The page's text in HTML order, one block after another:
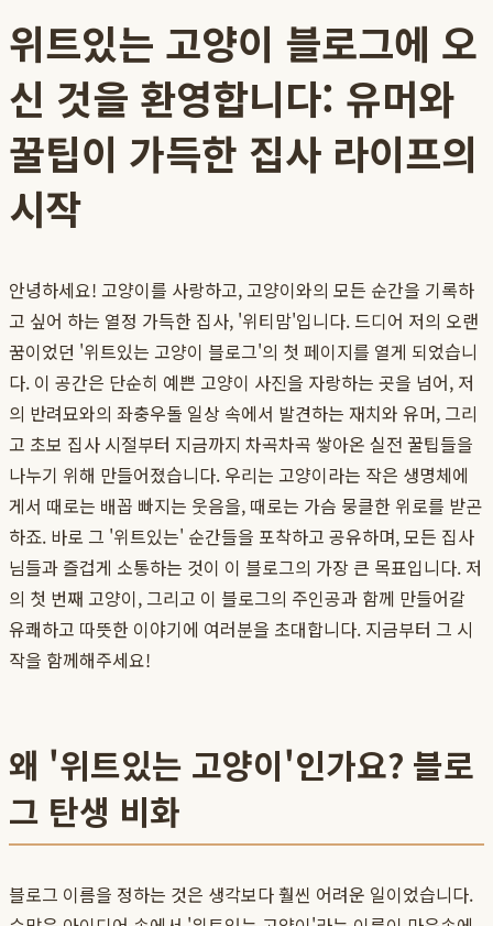
위트있는 고양이 블로그에 오
신 것을 환영합니다: 유머와
꿀팁이 가득한 집사 라이프의
시작
안녕하세요! 고양이를 사랑하고, 고양이와의 모든 순간을 기록하
고 싶어 하는 열정 가득한 집사, '위티맘'입니다. 드디어 저의 오랜
꿈이었던 '위트있는 고양이 블로그'의 첫 페이지를 열게 되었습니
다. 이 공간은 단순히 예쁜 고양이 사진을 자랑하는 곳을 넘어, 저
의 반려묘와의 좌충우돌 일상 속에서 발견하는 재치와 유머, 그리
고 초보 집사 시절부터 지금까지 차곡차곡 쌓아온 실전 꿀팁들을
나누기 위해 만들어졌습니다. 우리는 고양이라는 작은 생명체에
게서 때로는 배꼽 빠지는 웃음을, 때로는 가슴 뭉클한 위로를 받곤
하죠. 바로 그 '위트있는' 순간들을 포착하고 공유하며, 모든 집사
님들과 즐겁게 소통하는 것이 이 블로그의 가장 큰 목표입니다. 저
의 첫 번째 고양이, 그리고 이 블로그의 주인공과 함께 만들어갈
유쾌하고 따뜻한 이야기에 여러분을 초대합니다. 지금부터 그 시
작을 함께해주세요!
왜 '위트있는 고양이'인가요? 블로
그 탄생 비화
블로그 이름을 정하는 것은 생각보다 훨씬 어려운 일이었습니다.